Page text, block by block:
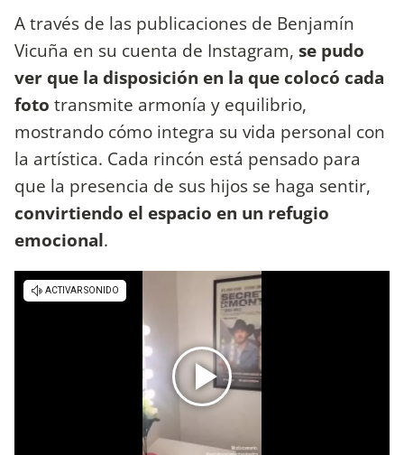
A través de las publicaciones de Benjamín
Vicuña en su cuenta de Instagram, se pudo
ver que la disposición en la que colocó cada
foto transmite armonía y equilibrio,
mostrando cómo integra su vida personal con
la artística. Cada rincón está pensado para
que la presencia de sus hijos se haga sentir,
convirtiendo el espacio en un refugio
emocional.